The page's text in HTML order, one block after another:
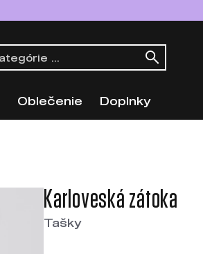
Oblečenie Doplnky
Karloveská zátoka
Tašky